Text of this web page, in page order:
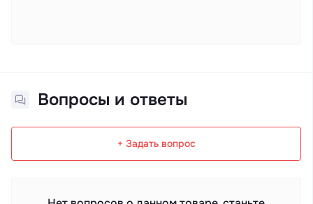
Вопросы и ответы
+ Задать вопрос